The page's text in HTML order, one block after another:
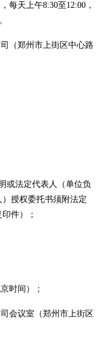
每天上午8:30至12:00，
（郑州市上街区中心路
或法定代表人（单位负
授权委托书须附法定
件）；
时间）；
会议室（郑州市上街区